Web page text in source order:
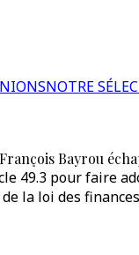
NOTRE
Bayrou
49.3 pour faire
la loi des